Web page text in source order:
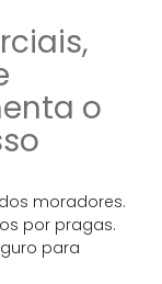
o
moradores.
por pragas.
para